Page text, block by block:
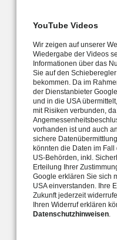
weiter
YouTube Videos
Wir zeigen auf unserer
Wiedergabe der Videos
Informationen über das
Sie auf den
bekommen. Da im
der Dienstanbieter
und in die USA
mit Risiken verbunden,
vorhanden ist und auch
sichere
könnten die Daten im
US-Behörden, inkl.
Erteilung Ihrer
Google erklären Sie sich
USA einverstanden. Ihre
Zukunft jederzeit
Ihren Widerruf erklären
Datenschutzhinweisen